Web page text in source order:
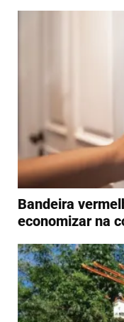
Bandeira
economizar na